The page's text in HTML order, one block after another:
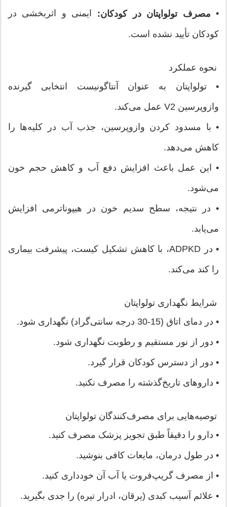
• مصرف تولواپتان در کودکان: ایمنی و اثربخشی در
کودکان تأیید نشده است.
نحوه عملکرد
• تولواپتان به عنوان آنتاگونیست انتخابی گیرنده
وازوپرسین V2 عمل می‌کند.
• با مسدود کردن وازوپرسین، جذب آب در کلیه‌ها را
کاهش می‌دهد.
• این عمل باعث افزایش دفع آب و کاهش حجم خون
می‌شود.
• در نتیجه، سطح سدیم خون در هیپوناترمی افزایش
می‌یابد.
• در ADPKD، با کاهش تشکیل کیست، پیشرفت بیماری
را کند می‌کند.
شرایط نگهداری تولواپتان
• در دمای اتاق (15-30 درجه سانتی‌گراد) نگهداری شود.
• دور از نور مستقیم و رطوبت نگهداری شود.
• دور از دسترس کودکان قرار گیرد.
• داروهای تاریخ‌گذشته را مصرف نکنید.
توصیه‌هایی برای مصرف‌کنندگان تولواپتان
• دارو را دقیقاً طبق تجویز پزشک مصرف کنید.
• در طول درمان، مایعات کافی بنوشید.
• از مصرف گریپ‌فروت یا آب آن خودداری کنید.
• علائم آسیب کبدی (یرقان، ادرار تیره) را جدی بگیرید.